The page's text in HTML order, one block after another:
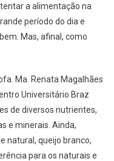
a alimentação na
período do dia e
Mas, afinal, como
Ma. Renata Magalhães
Universitário Braz
de diversos nutrientes,
e minerais. Ainda,
natural, queijo branco,
para os naturais e